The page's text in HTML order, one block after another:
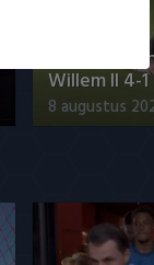
Willem II 4-1
8 augustus